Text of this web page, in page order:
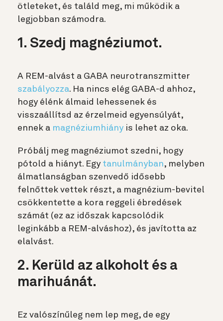
ötleteket, és találd meg, mi működik a
legjobban számodra.
1. Szedj magnéziumot.
A REM-alvást a GABA neurotranszmitter
szabályozza. Ha nincs elég GABA-d ahhoz,
hogy élénk álmaid lehessenek és
visszaállítsd az érzelmeid egyensúlyát,
ennek a magnéziumhiány is lehet az oka.
Próbálj meg magnéziumot szedni, hogy
pótold a hiányt. Egy tanulmányban, melyben
álmatlanságban szenvedő idősebb
felnőttek vettek részt, a magnézium-bevitel
csökkentette a kora reggeli ébredések
számát (ez az időszak kapcsolódik
leginkább a REM-alváshoz), és javította az
elalvást.
2. Kerüld az alkoholt és a
marihuánát.
Ez valószínűleg nem lep meg, de egy